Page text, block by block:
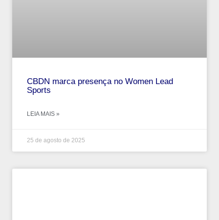
CBDN marca presença no Women Lead
Sports
LEIA MAIS »
25 de agosto de 2025